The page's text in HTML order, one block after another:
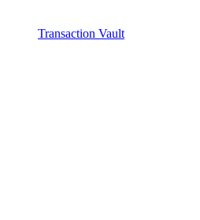
Transaction Vault